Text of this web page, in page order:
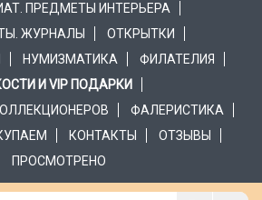
ПРЕДМЕТЫ ИНТЕРЬЕРА
ЖУРНАЛЫ
ОТКРЫТКИ
НУМИЗМАТИКА
ФИЛАТЕЛИЯ
И VIP ПОДАРКИ
ФАЛЕРИСТИКА
КОНТАКТЫ
ОТЗЫВЫ
ПРОСМОТРЕНО